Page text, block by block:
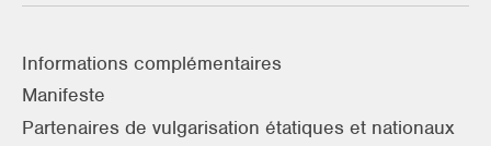
Informations complémentaires
Manifeste
Partenaires de vulgarisation étatiques et nationaux